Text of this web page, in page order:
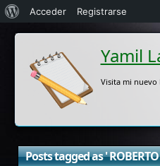
Yamil
Visita mi
Posts tagged as ' ROBERTO
Acerca
de
WordPress
Acceder Registrarse